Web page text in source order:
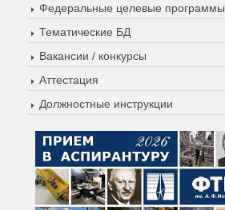
Федеральные целевые программы
Тематические БД
Вакансии / конкурсы
Аттестация
Должностные инструкции